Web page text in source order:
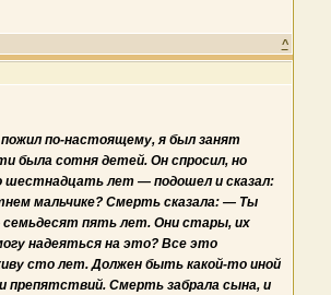
^
по-настоящему, я был занят
была сотня детей. Он спросил, но
шестнадцать лет — подошел и сказал:
мальчике? Смерть сказала: — Ты
пять лет. Они стары, их
надеяться на это? Все это
сто лет. Должен быть какой-то иной
препятствий. Смерть забрала сына, и